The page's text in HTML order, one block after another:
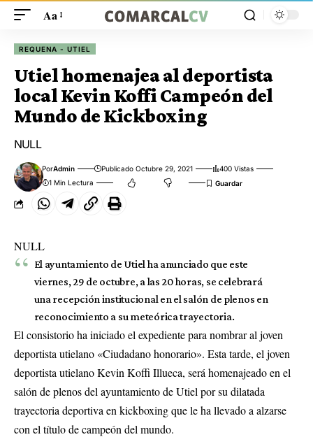
Aa
REQUENA - UTIEL
Utiel homenajea al deportista
local Kevin Koffi Campeón del
Mundo de Kickboxing
NULL
PorAdmin Publicado Octubre 29, 2021
400 Vistas
1 Min Lectura
NULL
El ayuntamiento de Utiel ha anunciado que este
viernes, 29 de octubre, a las 20 horas, se celebrará
una recepción institucional en el salón de plenos en
reconocimiento a su meteórica trayectoria.
El consistorio ha iniciado el expediente para nombrar al joven
deportista utielano «Ciudadano honorario». Esta tarde, el joven
deportista utielano Kevin Koffi Illueca, será homenajeado en el
salón de plenos del ayuntamiento de Utiel por su dilatada
trayectoria deportiva en kickboxing que le ha llevado a alzarse
con el título de campeón del mundo.